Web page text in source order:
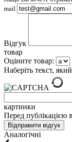
mail
Відгук
товар
Оціните товар:
Наберіть текст,
картинки
Перед публікацією
Aналогічні